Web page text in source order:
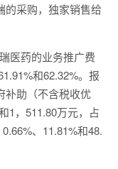
的采购，独家销售给
医药的业务推广费
和62.32%。报
补助（不含税收优
1，511.80万元，占
、11.81%和48.